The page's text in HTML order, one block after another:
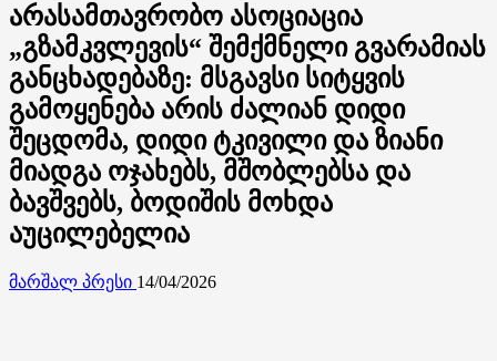
არასამთავრობო ასოციაცია
„გზამკვლევის“ შემქმნელი გვარამიას
განცხადებაზე: მსგავსი სიტყვის
გამოყენება არის ძალიან დიდი
შეცდომა, დიდი ტკივილი და ზიანი
მიადგა ოჯახებს, მშობლებსა და
ბავშვებს, ბოდიშის მოხდა
აუცილებელია
მარშალ პრესი 14/04/2026